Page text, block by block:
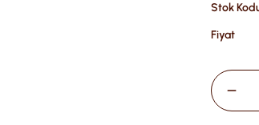
Stok
Fiyat